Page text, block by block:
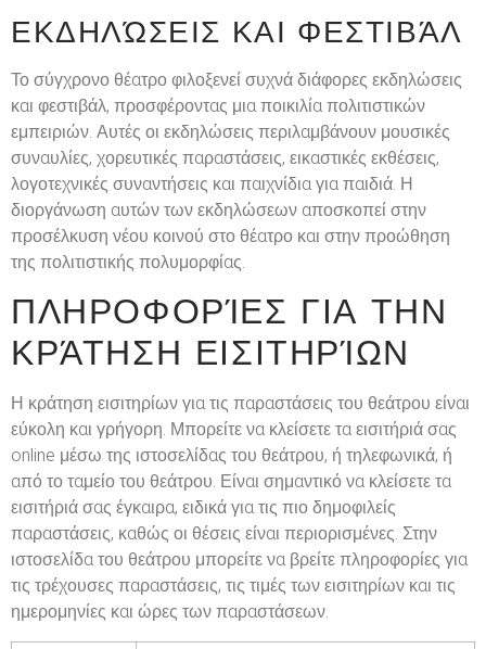
ΕΚΔΗΛΏΣΕΙΣ ΚΑΙ ΦΕΣΤΙΒΆΛ
Το σύγχρονο θέατρο φιλοξενεί συχνά διάφορες εκδηλώσεις
και φεστιβάλ, προσφέροντας μια ποικιλία πολιτιστικών
εμπειριών. Αυτές οι εκδηλώσεις περιλαμβάνουν μουσικές
συναυλίες, χορευτικές παραστάσεις, εικαστικές εκθέσεις,
λογοτεχνικές συναντήσεις και παιχνίδια για παιδιά. Η
διοργάνωση αυτών των εκδηλώσεων αποσκοπεί στην
προσέλκυση νέου κοινού στο θέατρο και στην προώθηση
της πολιτιστικής πολυμορφίας.
ΠΛΗΡΟΦΟΡΊΕΣ ΓΙΑ ΤΗΝ
ΚΡΆΤΗΣΗ ΕΙΣΙΤΗΡΊΩΝ
Η κράτηση εισιτηρίων για τις παραστάσεις του θεάτρου είναι
εύκολη και γρήγορη. Μπορείτε να κλείσετε τα εισιτήριά σας
online μέσω της ιστοσελίδας του θεάτρου, ή τηλεφωνικά, ή
από το ταμείο του θεάτρου. Είναι σημαντικό να κλείσετε τα
εισιτήριά σας έγκαιρα, ειδικά για τις πιο δημοφιλείς
παραστάσεις, καθώς οι θέσεις είναι περιορισμένες. Στην
ιστοσελίδα του θεάτρου μπορείτε να βρείτε πληροφορίες για
τις τρέχουσες παραστάσεις, τις τιμές των εισιτηρίων και τις
ημερομηνίες και ώρες των παραστάσεων.